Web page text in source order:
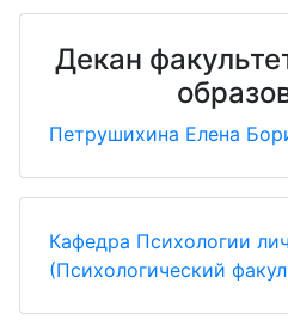
Декан
Петрушихина Елена
Кафедра Психологии
(Психологический